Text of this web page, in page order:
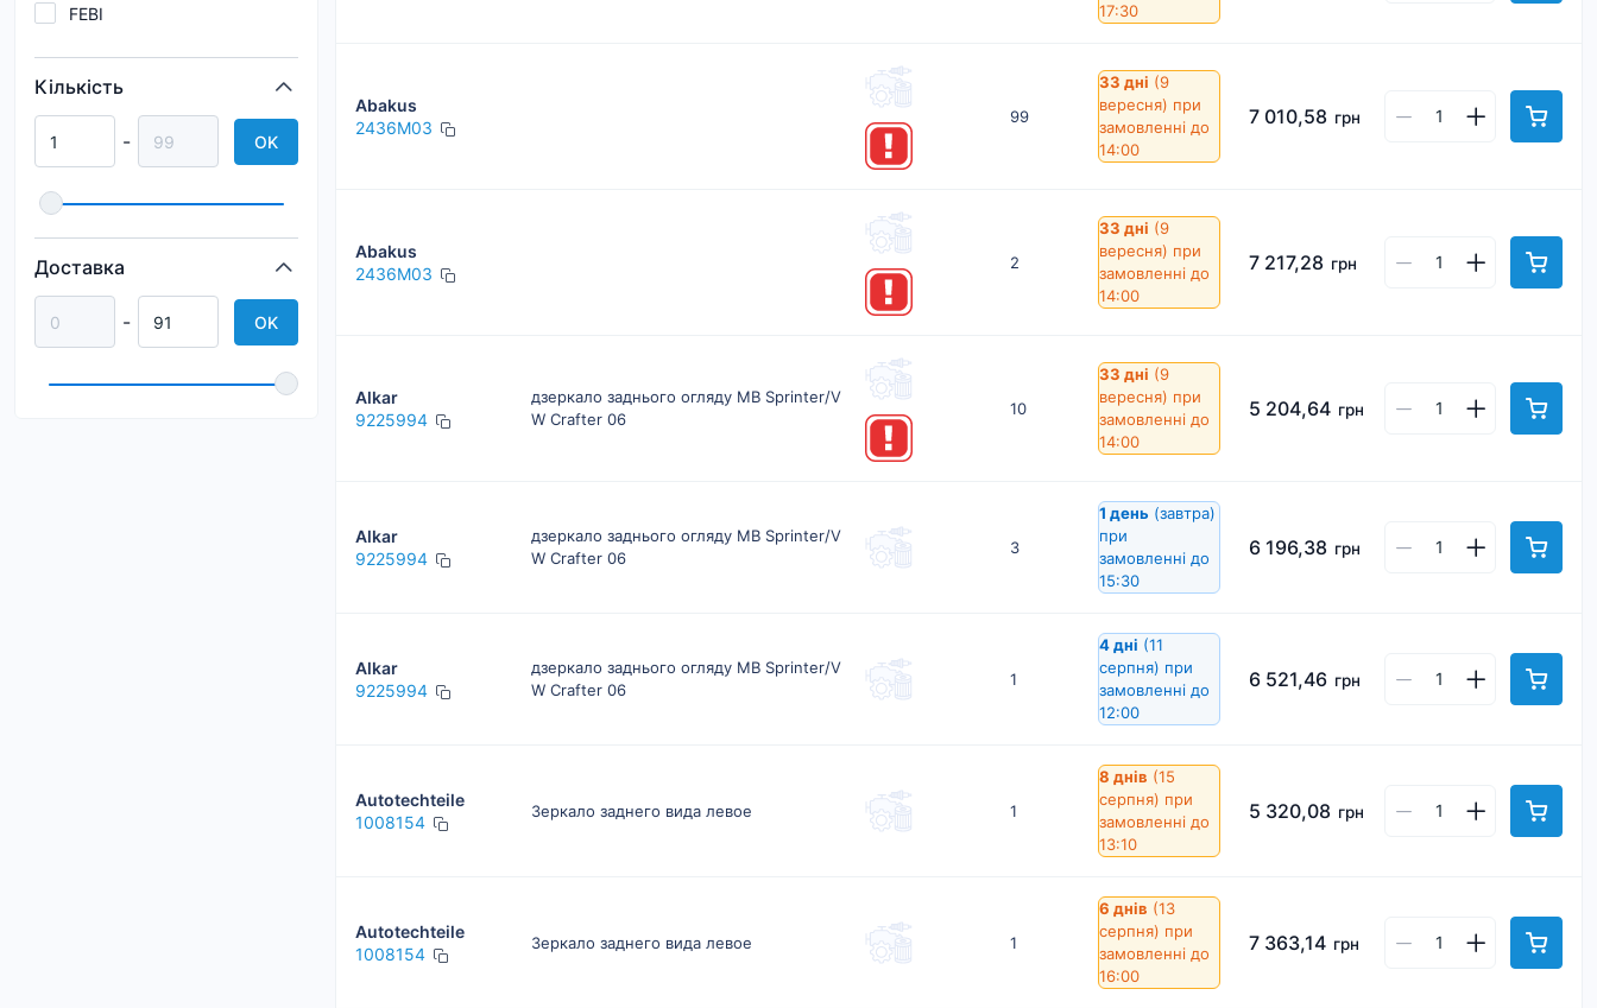
FEBI
Loro
VAN WEZEL
Кількість
- OK
Доставка
- OK
17:30
Abakus
2436M03
99
33 дні (9
вересня) при
замовленні до
14:00
7 010,58 грн
Abakus
2436M03
2
33 дні (9
вересня) при
замовленні до
14:00
7 217,28 грн
Alkar
9225994
дзеркало заднього огляду MB Sprinter/V
W Crafter 06
10
33 дні (9
вересня) при
замовленні до
14:00
5 204,64 грн
Alkar
9225994
дзеркало заднього огляду MB Sprinter/V
W Crafter 06
3
1 день (завтра)
при
замовленні до
15:30
6 196,38 грн
Alkar
9225994
дзеркало заднього огляду MB Sprinter/V
W Crafter 06
1
4 дні (11
серпня) при
замовленні до
12:00
6 521,46 грн
Autotechteile
1008154
Зеркало заднего вида левое 1
8 днів (15
серпня) при
замовленні до
13:10
5 320,08 грн
Autotechteile
1008154
Зеркало заднего вида левое 1
6 днів (13
серпня) при
замовленні до
16:00
7 363,14 грн